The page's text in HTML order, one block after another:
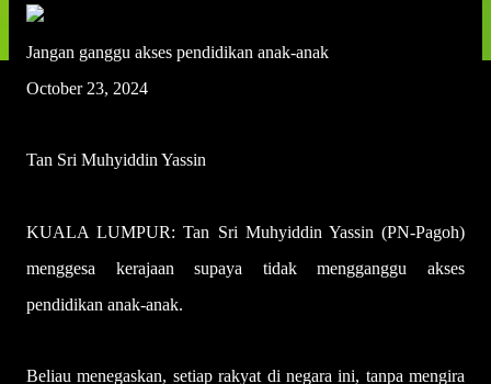
Jangan ganggu akses pendidikan anak-anak
October 23, 2024
Tan Sri Muhyiddin Yassin
KUALA LUMPUR: Tan Sri Muhyiddin Yassin (PN-Pagoh)
menggesa kerajaan supaya tidak mengganggu akses
pendidikan anak-anak.
Beliau menegaskan, setiap rakyat di negara ini, tanpa mengira